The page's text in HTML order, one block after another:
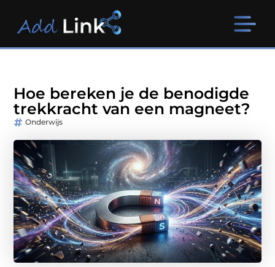
Hoe bereken je de benodigde
trekkracht van een magneet?
Onderwijs